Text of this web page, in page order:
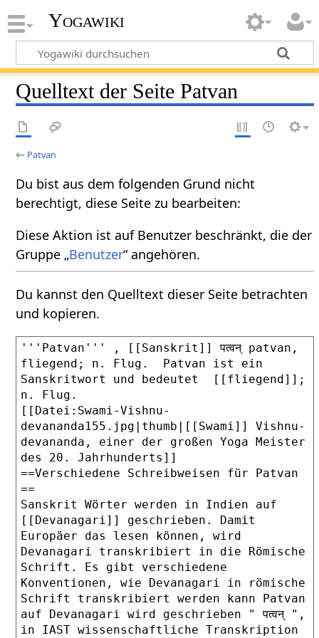
Yogawiki
Quelltext der Seite Patvan
← Patvan
Du bist aus dem folgenden Grund nicht
berechtigt, diese Seite zu bearbeiten:
Diese Aktion ist auf Benutzer beschränkt, die der
Gruppe „Benutzer“ angehören.
Du kannst den Quelltext dieser Seite betrachten
und kopieren.